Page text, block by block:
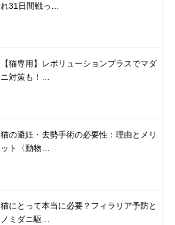
れ31日間戦っ…
【猫専用】レボリューションプラスでマダ
ニ対策も！…
猫の避妊・去勢手術の必要性：理由とメリ
ット〈動物…
猫にとって本当に必要？フィラリア予防と
ノミダニ駆…